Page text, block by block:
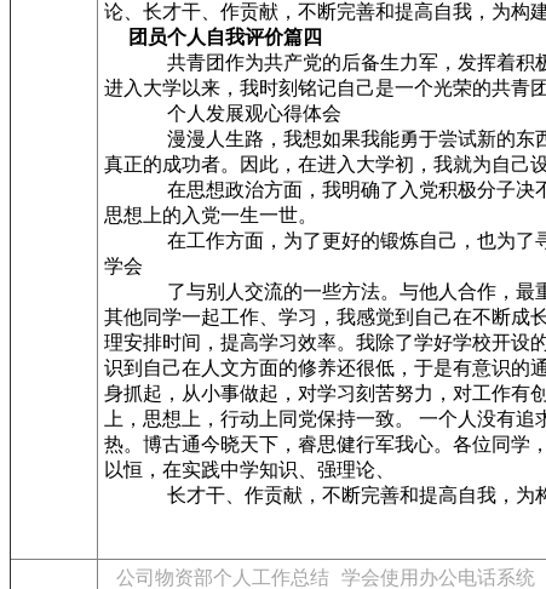
论、长才干、作贡献，不断完善和提高自我，为构
团员个人自我评价篇四
共青团作为共产党的后备生力军，发挥着积极
进入大学以来，我时刻铭记自己是一个光荣的共青
个人发展观心得体会
漫漫人生路，我想如果我能勇于尝试新的东西
真正的成功者。因此，在进入大学初，我就为自己
在思想政治方面，我明确了入党积极分子决不
思想上的入党一生一世。
在工作方面，为了更好的锻炼自己，也为了寻
学会
了与别人交流的一些方法。与他人合作，最重
其他同学一起工作、学习，我感觉到自己在不断成
理安排时间，提高学习效率。我除了学好学校开设
识到自己在人文方面的修养还很低，于是有意识的
身抓起，从小事做起，对学习刻苦努力，对工作有
上，思想上，行动上同党保持一致。 一个人没有
热。博古通今晓天下，睿思健行军我心。各位同学
以恒，在实践中学知识、强理论、
长才干、作贡献，不断完善和提高自我，为构
公司物资部个人工作总结 学会使用办公电话系统